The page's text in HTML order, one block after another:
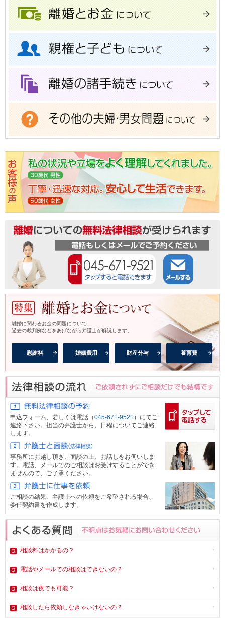
離婚に関わるお金の問題について、
過去の裁判例などをあげながら弁護士が解説します。
慰謝料 婚姻費用 財産分与 養育費
申込フォーム、 若しくは電話（045-671-9521 ）にてご
連絡下さい。担当の弁護士から、日程についてご連絡
します。
事務所にお越し頂き、面談の上、お話しをお伺いしま
す。電話、メールでのご相談はお受けすることができ
ませんので、ご了承ください。
ご相談の結果、弁護士への依頼をご希望される場合、
委任契約書を作成します。
相談料はかかるの？
電話やメールでの相談はできないの？
相談は夜でも可能？
相談したら依頼しなきゃいけないの？